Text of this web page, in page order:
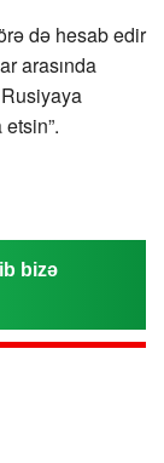
də hesab edir
arasında
Rusiyaya
bizə